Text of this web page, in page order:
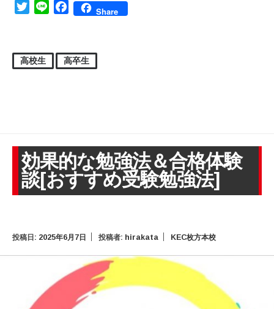
TwitterLine FacebookShare
高校生 高卒生
効果的な勉強法＆合格体験
談[おすすめ受験勉強法]
投稿日: 2025年6月7日 投稿者: hirakata KEC枚方本校